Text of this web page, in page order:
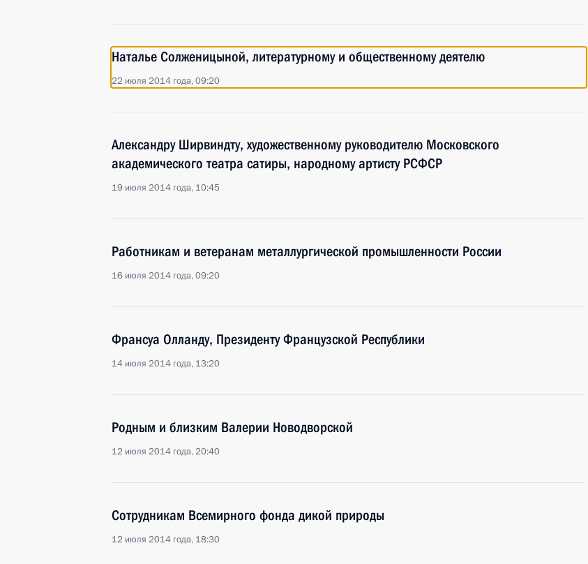
Наталье Солженицыной, литературному и общественному деятелю
22 июля 2014 года, 09:20
Александру Ширвиндту, художественному руководителю Московского
академического театра сатиры, народному артисту РСФСР
19 июля 2014 года, 10:45
Работникам и ветеранам металлургической промышленности России
16 июля 2014 года, 09:20
Франсуа Олланду, Президенту Французской Республики
14 июля 2014 года, 13:20
Родным и близким Валерии Новодворской
12 июля 2014 года, 20:40
Сотрудникам Всемирного фонда дикой природы
12 июля 2014 года, 18:30